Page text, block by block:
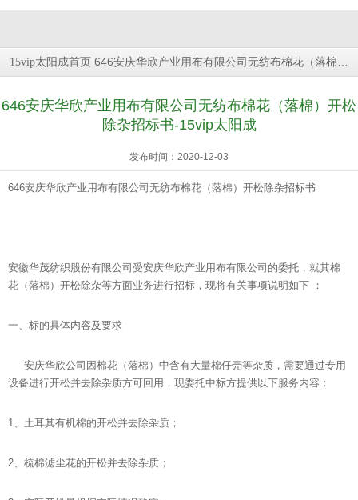
15vip太阳成首页 646安庆华欣产业用布有限公司无纺布棉花（落棉）开松除杂招标书
646安庆华欣产业用布有限公司无纺布棉花（落棉）开松
除杂招标书-15vip太阳成
发布时间：2020-12-03
646安庆华欣产业用布有限公司无纺布棉花（落棉）开松除杂招标书
安徽华茂纺织股份有限公司受安庆华欣产业用布有限公司的委托，就其棉
花（落棉）开松除杂等方面业务进行招标，现将有关事项说明如下 ：
一、标的具体内容及要求
安庆华欣公司因棉花（落棉）中含有大量棉仔壳等杂质，需要通过专用
设备进行开松并去除杂质方可回用，现委托中标方提供以下服务内容：
1、土耳其有机棉的开松并去除杂质；
2、梳棉滤尘花的开松并去除杂质；